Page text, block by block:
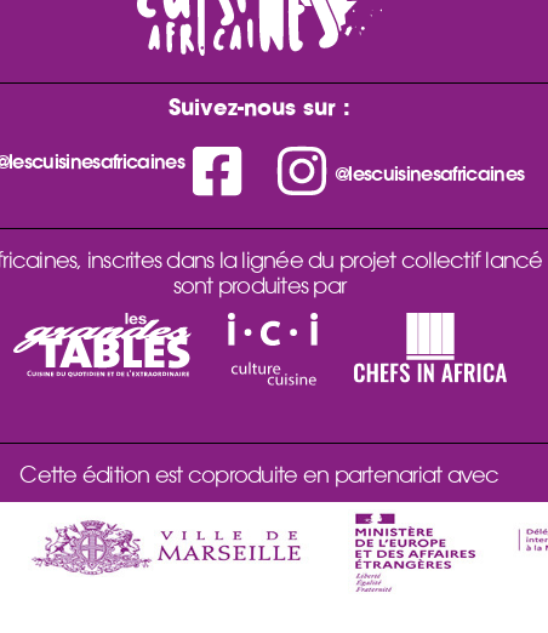
Suivez-nous sur :
@lescuisinesafricaines
inscrites dans la lignée du projet collectif lancé
sont produites par
Cette édition est coproduite en partenariat avec